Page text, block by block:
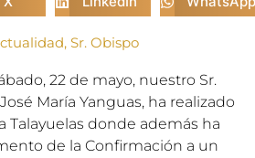
, Sr. Obispo
22 de mayo, nuestro Sr.
María Yanguas, ha realizado
Talayuelas donde además ha
de la Confirmación a un